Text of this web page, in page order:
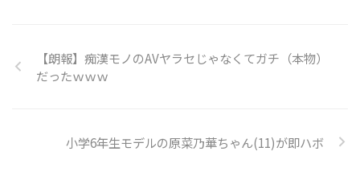
【朗報】痴漢モノのAVヤラセじゃなくてガチ（本物）
だったｗｗｗ
小学6年生モデルの原菜乃華ちゃん(11)が即ハボ